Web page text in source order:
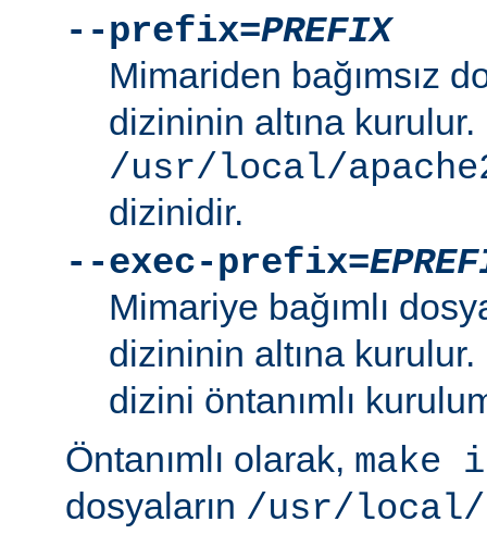
--prefix=PREFIX
Mimariden bağımsız
dizininin altına kurulur.
/usr/local/
dizinidir.
--exec-prefix=
Mimariye bağımlı
dizininin altına
dizini öntanımlı
Öntanımlı olarak, make
dosyaların /usr/local/